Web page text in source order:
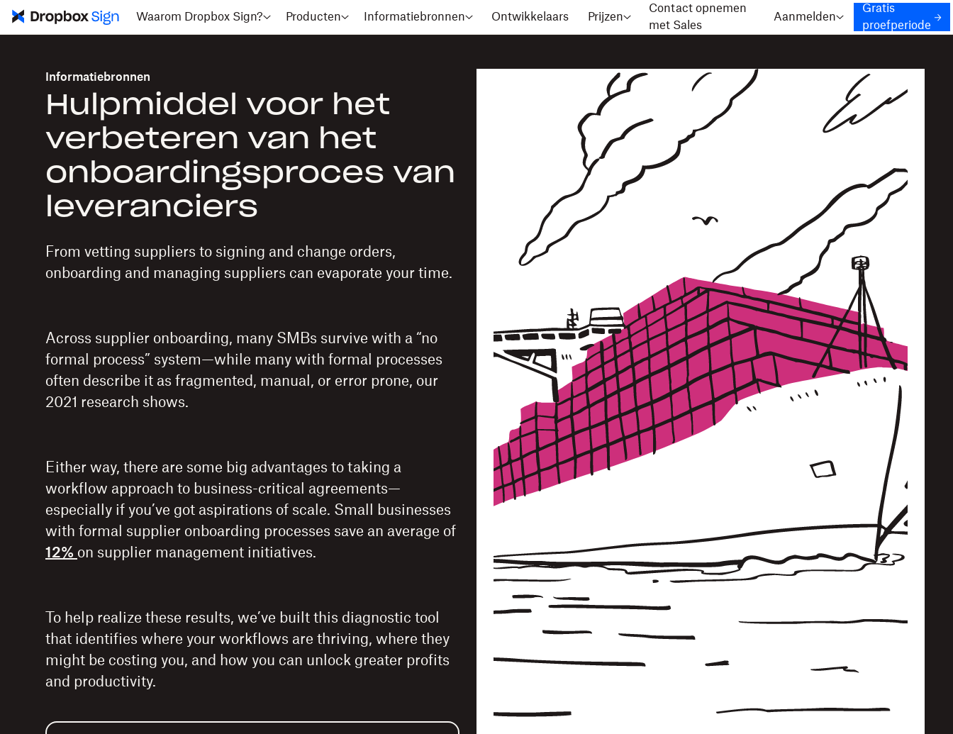
Waarom Dropbox Sign? Producten Informatiebronnen Ontwikkelaars Prijzen
Contact opnemen
met Sales
Aanmelden
Gratis
proefperiode
Informatiebronnen
Hulpmiddel voor het
verbeteren van het
onboardingsproces van
leveranciers
From vetting suppliers to signing and change orders,
onboarding and managing suppliers can evaporate your time.
Across supplier onboarding, many SMBs survive with a “no
formal process” system—while many with formal processes
often describe it as fragmented, manual, or error prone, our
2021 research shows.
Either way, there are some big advantages to taking a
workflow approach to business-critical agreements—
especially if you’ve got aspirations of scale. Small businesses
with formal supplier onboarding processes save an average of
12% on supplier management initiatives.
To help realize these results, we’ve built this diagnostic tool
that identifies where your workflows are thriving, where they
might be costing you, and how you can unlock greater profits
and productivity.